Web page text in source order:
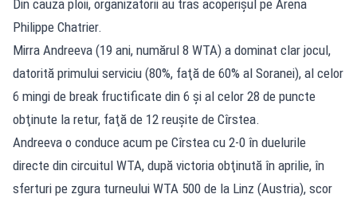
Din cauza ploii, organizatorii au tras acoperișul pe Arena
Philippe Chatrier.
Mirra Andreeva (19 ani, numărul 8 WTA) a dominat clar jocul,
datorită primului serviciu (80%, faţă de 60% al Soranei), al celor
6 mingi de break fructificate din 6 şi al celor 28 de puncte
obţinute la retur, faţă de 12 reuşite de Cîrstea.
Andreeva o conduce acum pe Cîrstea cu 2-0 în duelurile
directe din circuitul WTA, după victoria obţinută în aprilie, în
sferturi pe zgura turneului WTA 500 de la Linz (Austria), scor